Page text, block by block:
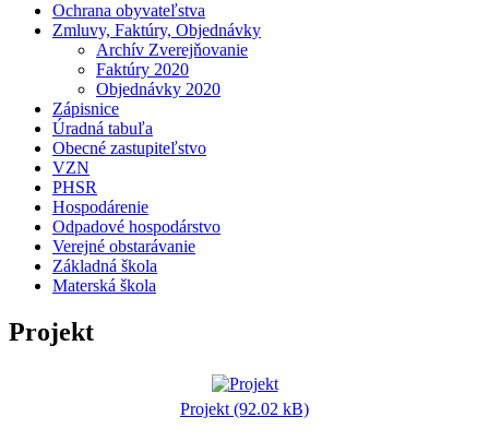
Ochrana obyvateľstva
Zmluvy, Faktúry, Objednávky
Archív Zverejňovanie
Faktúry 2020
Objednávky 2020
Zápisnice
Úradná tabuľa
Obecné zastupiteľstvo
VZN
PHSR
Hospodárenie
Odpadové hospodárstvo
Verejné obstarávanie
Základná škola
Materská škola
Projekt
Projekt (92.02 kB)